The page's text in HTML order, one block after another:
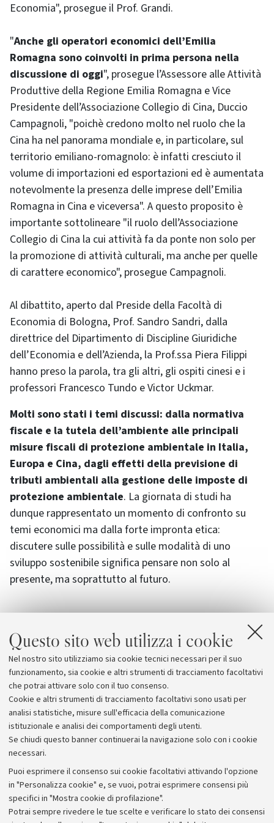
Questo sito web utilizza i cookie
Nel nostro sito utilizziamo sia cookie tecnici necessari per il suo
funzionamento, sia cookie e altri strumenti di tracciamento facoltativi
che potrai attivare solo con il tuo consenso.
Cookie e altri strumenti di tracciamento facoltativi sono usati per
analisi statistiche, misure sull'efficacia della comunicazione
istituzionale e analisi dei comportamenti degli utenti.
Se chiudi questo banner continuerai la navigazione solo con i cookie
necessari.
Puoi esprimere il consenso sui cookie facoltativi attivando l'opzione
in "Personalizza cookie" e, se vuoi, potrai esprimere consensi più
specifici in "Mostra cookie di profilazione".
Potrai sempre rivedere le tue scelte e verificare lo stato dei consensi
Economia", prosegue il Prof. Grandi.
"Anche gli operatori economici dell’Emilia
Romagna sono coinvolti in prima persona nella
discussione di oggi", prosegue l’Assessore alle Attività
Produttive della Regione Emilia Romagna e Vice
Presidente dell’Associazione Collegio di Cina, Duccio
Campagnoli, "poichè credono molto nel ruolo che la
Cina ha nel panorama mondiale e, in particolare, sul
territorio emiliano-romagnolo: è infatti cresciuto il
volume di importazioni ed esportazioni ed è aumentata
notevolmente la presenza delle imprese dell’Emilia
Romagna in Cina e viceversa". A questo proposito è
importante sottolineare "il ruolo dell’Associazione
Collegio di Cina la cui attività fa da ponte non solo per
la promozione di attività culturali, ma anche per quelle
di carattere economico", prosegue Campagnoli.
Al dibattito, aperto dal Preside della Facoltà di
Economia di Bologna, Prof. Sandro Sandri, dalla
direttrice del Dipartimento di Discipline Giuridiche
dell’Economia e dell’Azienda, la Prof.ssa Piera Filippi
hanno preso la parola, tra gli altri, gli ospiti cinesi e i
professori Francesco Tundo e Victor Uckmar.
Molti sono stati i temi discussi: dalla normativa
fiscale e la tutela dell’ambiente alle principali
misure fiscali di protezione ambientale in Italia,
Europa e Cina, dagli effetti della previsione di
tributi ambientali alla gestione delle imposte di
protezione ambientale. La giornata di studi ha
dunque rappresentato un momento di confronto su
temi economici ma dalla forte impronta etica:
discutere sulle possibilità e sulle modalità di uno
sviluppo sostenibile significa pensare non solo al
presente, ma soprattutto al futuro.
Allegati
locandina [349.1 KB]
Archivio
Comunicati stampa
Redazione